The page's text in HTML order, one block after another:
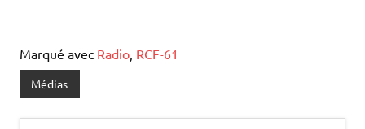
Marqué avec Radio RCF-61
Médias